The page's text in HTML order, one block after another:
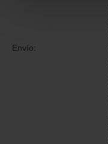
Envío: